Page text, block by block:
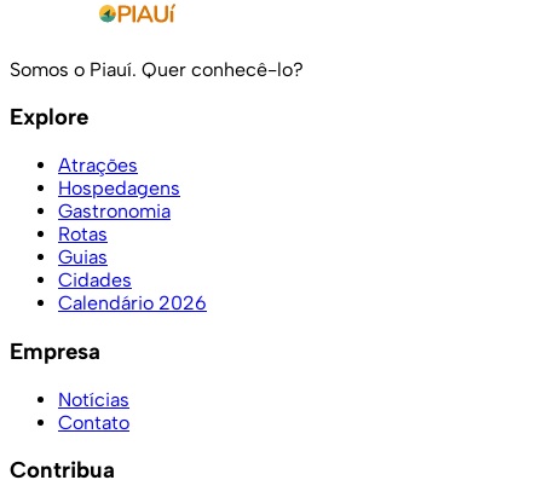
Somos o Piauí. Quer conhecê-lo?
Explore
Atrações
Hospedagens
Gastronomia
Rotas
Guias
Cidades
Calendário 2026
Empresa
Notícias
Contato
Contribua